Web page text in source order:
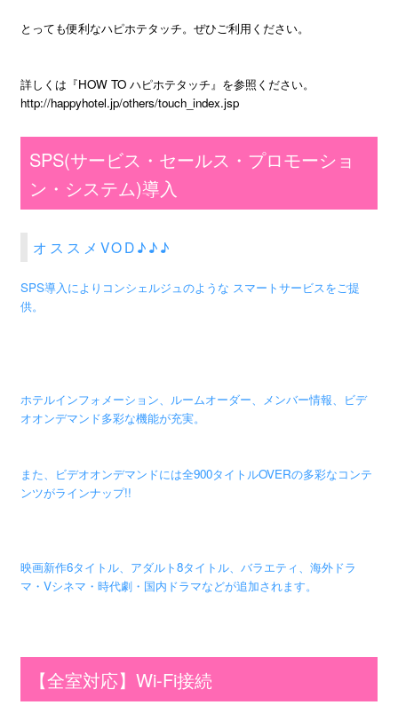
とっても便利なハピホテタッチ。ぜひご利用ください。
詳しくは『HOW TO ハピホテタッチ』を参照ください。
http://happyhotel.jp/others/touch_index.jsp
SPS(サービス・セールス・プロモーショ
ン・システム)導入
オススメVOD♪♪♪
SPS導入によりコンシェルジュのような スマートサービスをご提
供。
ホテルインフォメーション、ルームオーダー、メンバー情報、ビデ
オオンデマンド多彩な機能が充実。
また、ビデオオンデマンドには全900タイトルOVERの多彩なコンテ
ンツがラインナップ!!
映画新作6タイトル、アダルト8タイトル、バラエティ、海外ドラ
マ・Vシネマ・時代劇・国内ドラマなどが追加されます。
【全室対応】Wi-Fi接続